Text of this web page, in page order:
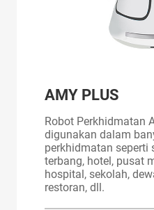
AMY PLUS
Robot Perkhidmatan
digunakan dalam
perkhidmatan seperti
terbang, hotel, pusat
hospital, sekolah,
restoran, dll.